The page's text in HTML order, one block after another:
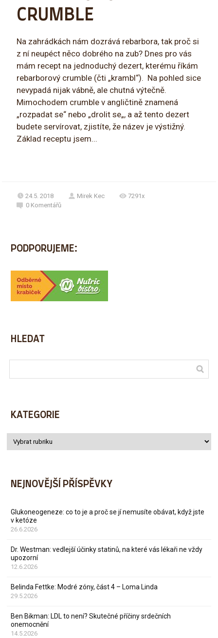
CRUMBLE
Na zahrádkách nám dozrává rebarbora, tak proč si
z ní neupéct něco dobrého na zub? Dnes pro vás
mám recept na jednoduchý dezert, kterému říkám
rebarborový crumble (čti „krambl“). Na pohled sice
nevypadá nijak vábně, ale chutná výtečně.
Mimochodem crumble v angličtině znamená
„rozpadat se“ nebo „drolit se„, a až tento dezert
budete servírovat, zjistíte, že název je výstižný.
Základ receptu jsem...
24.5. 2018 Mirek Kec
7291x
0 Komentářů
PODPORUJEME:
HLEDAT
KATEGORIE
NEJNOVĚJŠÍ PŘÍSPĚVKY
Glukoneogeneze: co to je a proč se jí nemusíte obávat, když jste
v ketóze
26.6.2026
Dr. Westman: vedlejší účinky statinů, na které vás lékaři ne vždy
upozorní
12.6.2026
Belinda Fettke: Modré zóny, část 4 – Loma Linda
29.5.2026
Ben Bikman: LDL to není? Skutečné příčiny srdečních
onemocnění
14.5.2026